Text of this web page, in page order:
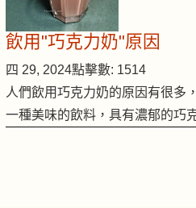
飲用"巧克力奶"原因
四 29, 2024點擊數: 1514
人們飲用巧克力奶的原因有很多
一種美味的飲料，具有濃郁的巧